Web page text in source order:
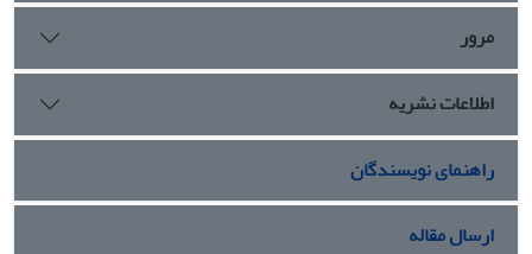
مرور
اطلاعات نشریه
راهنمای نویسندگان
ارسال مقاله